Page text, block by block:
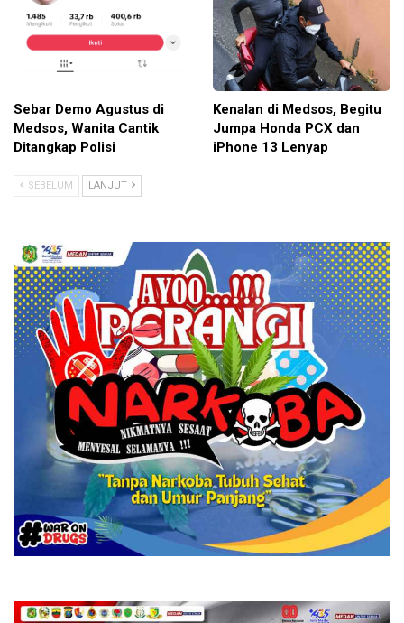
Sebar Demo Agustus di
Medsos, Wanita Cantik
Ditangkap Polisi
Kenalan di Medsos, Begitu
Jumpa Honda PCX dan
iPhone 13 Lenyap
SEBELUM LANJUT